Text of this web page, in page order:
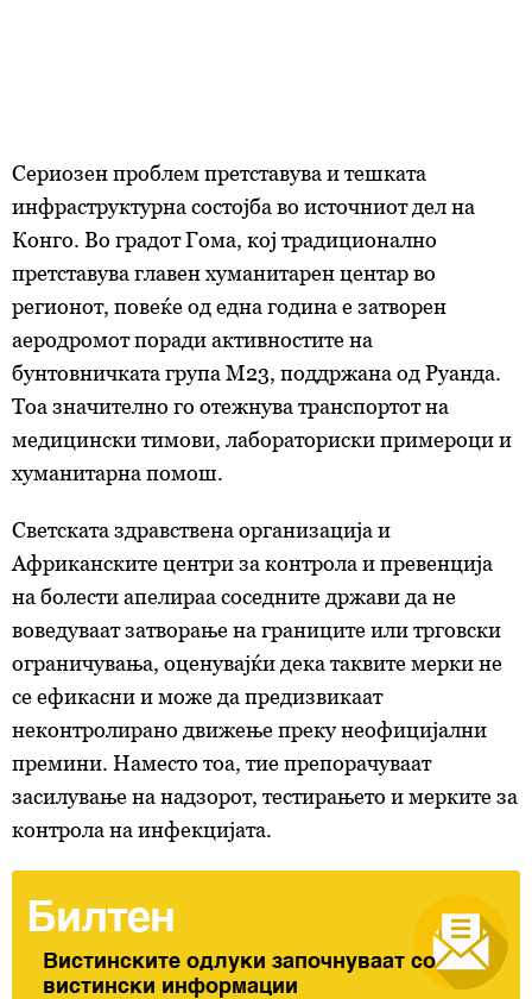
Сериозен проблем претставува и тешката
инфраструктурна состојба во источниот дел на
Конго. Во градот Гома, кој традиционално
претставува главен хуманитарен центар во
регионот, повеќе од една година е затворен
аеродромот поради активностите на
бунтовничката група М23, поддржана од Руанда.
Тоа значително го отежнува транспортот на
медицински тимови, лабораториски примероци и
хуманитарна помош.
Светската здравствена организација и
Африканските центри за контрола и превенција
на болести апелираа соседните држави да не
воведуваат затворање на границите или трговски
ограничувања, оценувајќи дека таквите мерки не
се ефикасни и може да предизвикаат
неконтролирано движење преку неофицијални
премини. Наместо тоа, тие препорачуваат
засилување на надзорот, тестирањето и мерките за
контрола на инфекцијата.
Билтен
Вистинските одлуки започнуваат со
вистински информации